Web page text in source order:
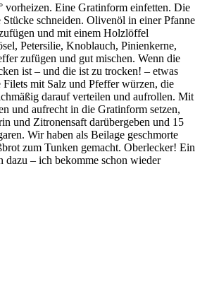
vorheizen. Eine Gratinform einfetten. Die
schneiden. Olivenöl in einer Pfanne
und mit einem Holzlöffel
Petersilie, Knoblauch, Pinienkerne,
zufügen und gut mischen. Wenn die
ist – und die ist zu trocken! – etwas
mit Salz und Pfeffer würzen, die
darauf verteilen und aufrollen. Mit
und aufrecht in die Gratinform setzen,
und Zitronensaft darübergeben und 15
Wir haben als Beilage geschmorte
zum Tunken gemacht. Oberlecker! Ein
dazu – ich bekomme schon wieder